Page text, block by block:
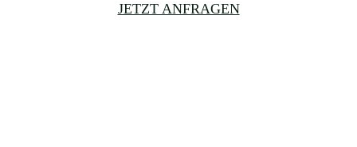
JETZT ANFRAGEN